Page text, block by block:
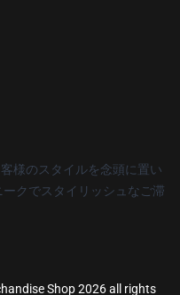
様のスタイルを念頭に置い
クでスタイリッシュなご滞
Shop 2026 all rights